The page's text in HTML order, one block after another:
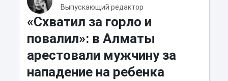
Выпускающий редактор
«Схватил за горло и
повалил»: в Алматы
арестовали мужчину за
нападение на ребенка